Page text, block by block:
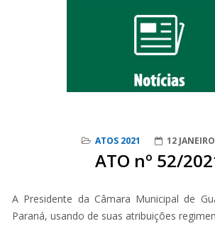
ATOS 2021 12
ATO nº 52/
A Presidente da Câmara Municipal de
Paraná, usando de suas atribuições